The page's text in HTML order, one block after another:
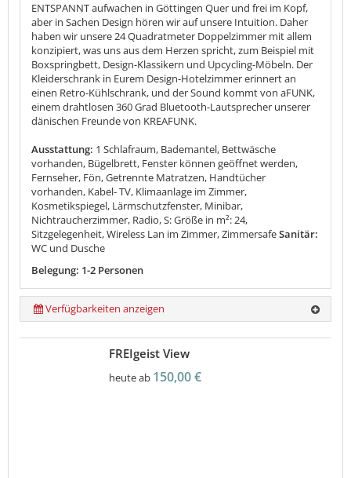
ENTSPANNT aufwachen in Göttingen Quer und frei im Kopf,
aber in Sachen Design hören wir auf unsere Intuition. Daher
haben wir unsere 24 Quadratmeter Doppelzimmer mit allem
konzipiert, was uns aus dem Herzen spricht, zum Beispiel mit
Boxspringbett, Design-Klassikern und Upcycling-Möbeln. Der
Kleiderschrank in Eurem Design-Hotelzimmer erinnert an
einen Retro-Kühlschrank, und der Sound kommt von aFUNK,
einem drahtlosen 360 Grad Bluetooth-Lautsprecher unserer
dänischen Freunde von KREAFUNK.
Ausstattung: 1 Schlafraum, Bademantel, Bettwäsche
vorhanden, Bügelbrett, Fenster können geöffnet werden,
Fernseher, Fön, Getrennte Matratzen, Handtücher
vorhanden, Kabel- TV, Klimaanlage im Zimmer,
Kosmetikspiegel, Lärmschutzfenster, Minibar,
Nichtraucherzimmer, Radio, S: Größe in m²: 24,
Sitzgelegenheit, Wireless Lan im Zimmer, ZimmersafeSanitär:
WC und Dusche
Belegung: 1-2 Personen
Verfügbarkeiten anzeigen
FREIgeist View
heute ab 150,00 €